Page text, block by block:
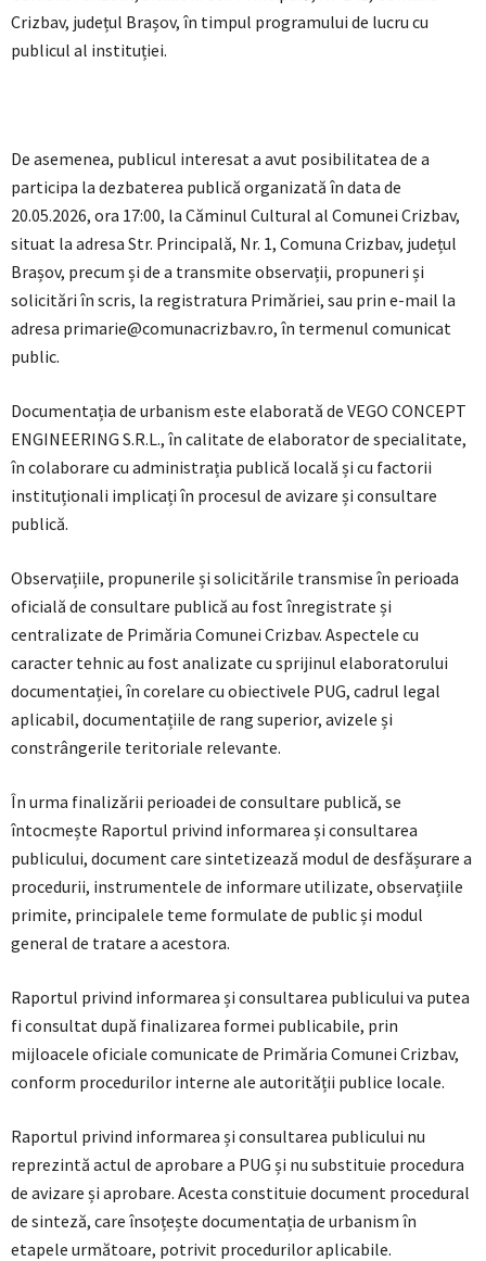
Crizbav, județul Brașov, în timpul programului de lucru cu
publicul al instituției.
De asemenea, publicul interesat a avut posibilitatea de a
participa la dezbaterea publică organizată în data de
20.05.2026, ora 17:00, la Căminul Cultural al Comunei Crizbav,
situat la adresa Str. Principală, Nr. 1, Comuna Crizbav, județul
Brașov, precum și de a transmite observații, propuneri și
solicitări în scris, la registratura Primăriei, sau prin e-mail la
adresa primarie@comunacrizbav.ro, în termenul comunicat
public.
Documentația de urbanism este elaborată de VEGO CONCEPT
ENGINEERING S.R.L., în calitate de elaborator de specialitate,
în colaborare cu administrația publică locală și cu factorii
instituționali implicați în procesul de avizare și consultare
publică.
Observațiile, propunerile și solicitările transmise în perioada
oficială de consultare publică au fost înregistrate și
centralizate de Primăria Comunei Crizbav. Aspectele cu
caracter tehnic au fost analizate cu sprijinul elaboratorului
documentației, în corelare cu obiectivele PUG, cadrul legal
aplicabil, documentațiile de rang superior, avizele și
constrângerile teritoriale relevante.
În urma finalizării perioadei de consultare publică, se
întocmește Raportul privind informarea și consultarea
publicului, document care sintetizează modul de desfășurare a
procedurii, instrumentele de informare utilizate, observațiile
primite, principalele teme formulate de public și modul
general de tratare a acestora.
Raportul privind informarea și consultarea publicului va putea
fi consultat după finalizarea formei publicabile, prin
mijloacele oficiale comunicate de Primăria Comunei Crizbav,
conform procedurilor interne ale autorității publice locale.
Raportul privind informarea și consultarea publicului nu
reprezintă actul de aprobare a PUG și nu substituie procedura
de avizare și aprobare. Acesta constituie document procedural
de sinteză, care însoțește documentația de urbanism în
etapele următoare, potrivit procedurilor aplicabile.